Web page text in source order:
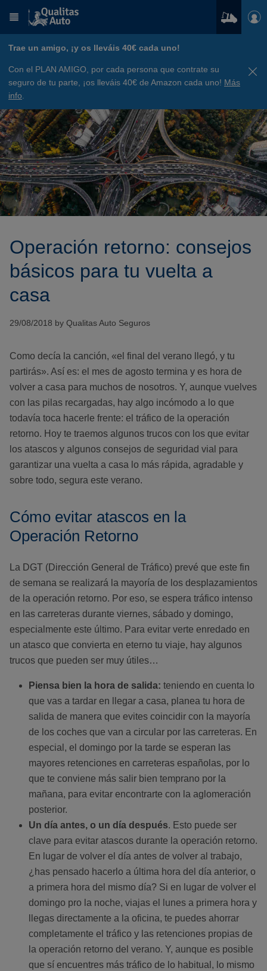
Trae un amigo, ¡y os lleváis 40€ cada uno!
Con el PLAN AMIGO, por cada persona que contrate su
seguro de tu parte, ¡os lleváis 40€ de Amazon cada uno! Más
info
Operación retorno: consejos
básicos para tu vuelta a
casa
29/08/2018 by Qualitas Auto Seguros
Como decía la canción, «el final del verano llegó, y tu
partirás». Así es: el mes de agosto termina y es hora de
volver a casa para muchos de nosotros. Y, aunque vuelves
con las pilas recargadas, hay algo incómodo a lo que
todavía toca hacerle frente: el tráfico de la operación
retorno. Hoy te traemos algunos trucos con los que evitar
los atascos y algunos consejos de seguridad vial para
garantizar una vuelta a casa lo más rápida, agradable y
sobre todo, segura este verano.
Cómo evitar atascos en la
Operación Retorno
La DGT (Dirección General de Tráfico) prevé que este fin
de semana se realizará la mayoría de los desplazamientos
de la operación retorno. Por eso, se espera tráfico intenso
en las carreteras durante viernes, sábado y domingo,
especialmente este último. Para evitar verte enredado en
un atasco que convierta en eterno tu viaje, hay algunos
trucos que pueden ser muy útiles…
Piensa bien la hora de salida: teniendo en cuenta lo
que vas a tardar en llegar a casa, planea tu hora de
salida de manera que evites coincidir con la mayoría
de los coches que van a circular por las carreteras. En
especial, el domingo por la tarde se esperan las
mayores retenciones en carreteras españolas, por lo
que te conviene más salir bien temprano por la
mañana, para evitar encontrarte con la aglomeración
posterior.
Un día antes, o un día después. Esto puede ser
clave para evitar atascos durante la operación retorno.
En lugar de volver el día antes de volver al trabajo,
¿has pensado hacerlo a última hora del día anterior, o
a primera hora del mismo día? Si en lugar de volver el
domingo pro la noche, viajas el lunes a primera hora y
llegas directamente a la oficina, te puedes ahorrar
completamente el tráfico y las retenciones propias de
la operación retorno del verano. Y, aunque es posible
que sí encuentres más tráfico de lo habitual, lo mismo